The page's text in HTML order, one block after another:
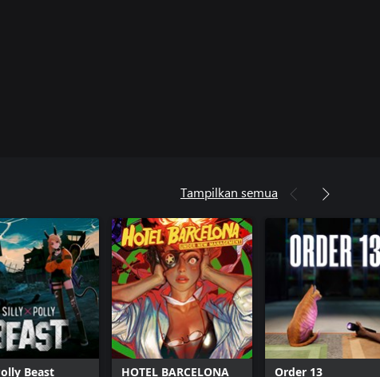
Tampilkan semua
Beast HOTEL BARCELONA Order 13